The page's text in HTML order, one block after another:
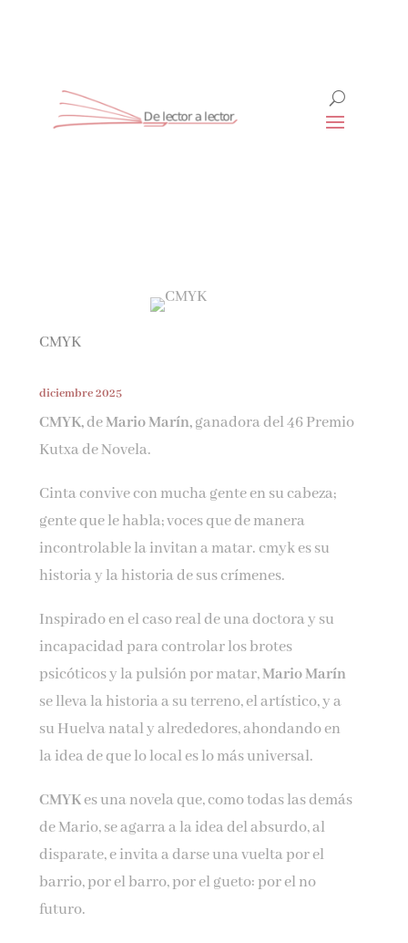
CMYK
diciembre 2025
CMYK,deMario Marín,ganadora del 46 Premio
Kutxa de Novela.
Cinta convive con mucha gente en su cabeza;
gente que le habla; voces que de manera
incontrolable la invitan a matar. cmyk es su
historia y la historia de sus crímenes.
Inspirado en el caso real de una doctora y su
incapacidad para controlar los brotes
psicóticos y la pulsión por matar,Mario Marín
se lleva la historia a su terreno, el artístico, y a
su Huelva natal y alrededores, ahondando en
la idea de que lo local es lo más universal.
CMYKes una novela que, como todas las demás
de Mario, se agarra a la idea del absurdo, al
disparate, e invita a darse una vuelta por el
barrio, por el barro, por el gueto: por el no
futuro.
Suscríbete
Únete a nuestra comunidad de amantes de la
Nombre*
Por favor, acepta los
términos y condiciones
de privacidad